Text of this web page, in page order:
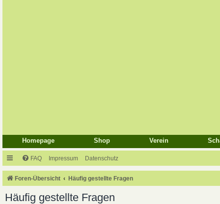
Homepage Shop Verein
FAQ Impressum Datenschutz
Foren-Übersicht Häufig gestellte Fragen
Häufig gestellte Fragen